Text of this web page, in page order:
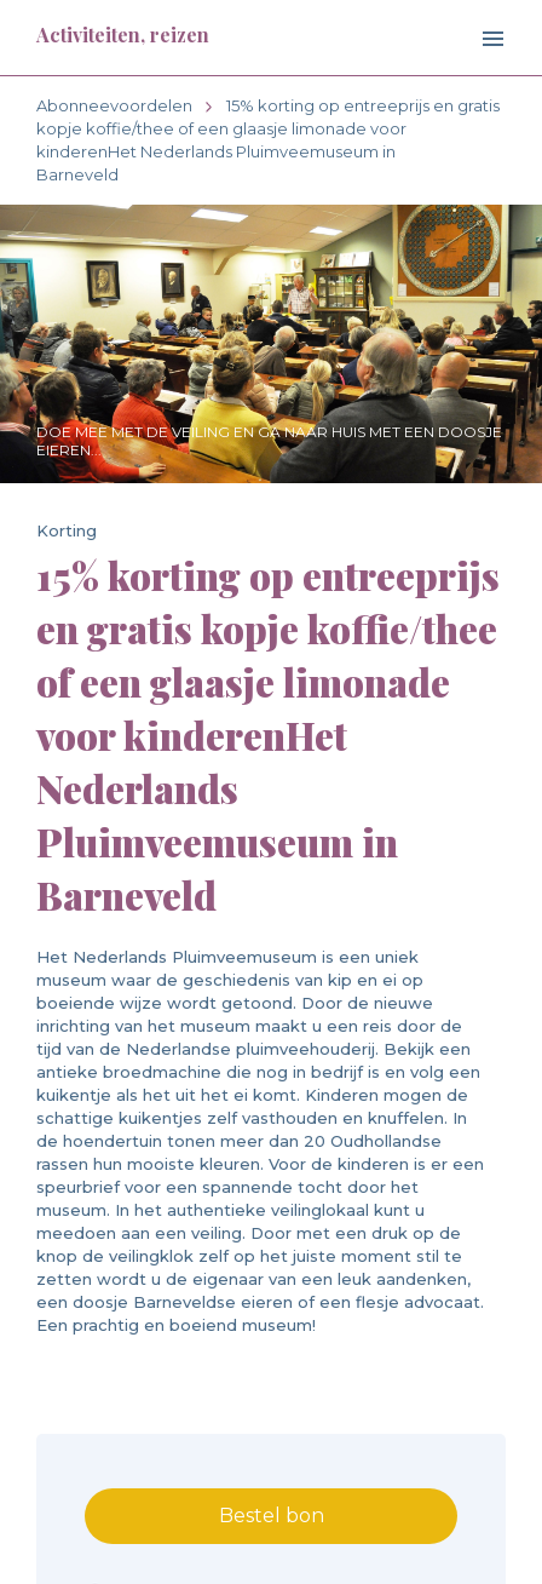
Activiteiten, reizen
Abonneevoordelen
15% korting op entreeprijs en gratis
kopje koffie/thee of een glaasje limonade voor
kinderenHet Nederlands Pluimveemuseum in
Barneveld
DOE MEE MET DE VEILING EN GA NAAR HUIS MET EEN DOOSJE
EIEREN...
Korting
15% korting op entreeprijs
en gratis kopje koffie/thee
of een glaasje limonade
voor kinderenHet
Nederlands
Pluimveemuseum in
Barneveld
Het Nederlands Pluimveemuseum is een uniek
museum waar de geschiedenis van kip en ei op
boeiende wijze wordt getoond. Door de nieuwe
inrichting van het museum maakt u een reis door de
tijd van de Nederlandse pluimveehouderij. Bekijk een
antieke broedmachine die nog in bedrijf is en volg een
kuikentje als het uit het ei komt. Kinderen mogen de
schattige kuikentjes zelf vasthouden en knuffelen. In
de hoendertuin tonen meer dan 20 Oudhollandse
rassen hun mooiste kleuren. Voor de kinderen is er een
speurbrief voor een spannende tocht door het
museum. In het authentieke veilinglokaal kunt u
meedoen aan een veiling. Door met een druk op de
knop de veilingklok zelf op het juiste moment stil te
zetten wordt u de eigenaar van een leuk aandenken,
een doosje Barneveldse eieren of een flesje advocaat.
Een prachtig en boeiend museum!
Bestel bon